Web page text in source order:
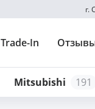
г.
Trade-In
Mitsubishi 191